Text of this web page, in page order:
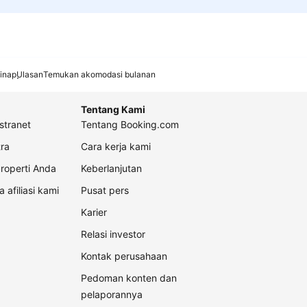
UlasanTemukan akomodasi bulanan
Anda
afiliasi kami
Tentang Kami
Tentang Booking.com
Cara kerja kami
Keberlanjutan
Pusat pers
Karier
Relasi investor
Kontak perusahaan
Pedoman konten dan
pelaporannya